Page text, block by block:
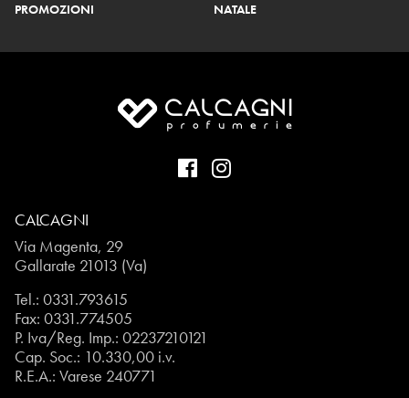
PROMOZIONI NATALE
CALCAGNI
Via Magenta, 29
Gallarate 21013 (Va)
Tel.: 0331.793615
Fax: 0331.774505
P. Iva/Reg. Imp.: 02237210121
Cap. Soc.: 10.330,00 i.v.
R.E.A.: Varese 240771